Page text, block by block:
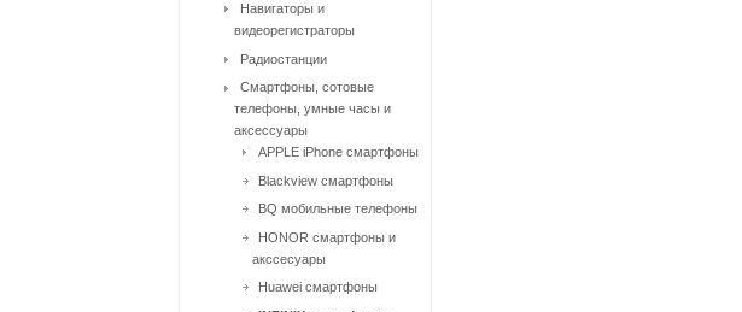
Навигаторы и
видеорегистраторы
Радиостанции
Смартфоны, сотовые
телефоны, умные часы и
аксессуары
APPLE iPhone смартфоны
Blackview смартфоны
BQ мобильные телефоны
HONOR смартфоны и
акссесуары
Huawei смартфоны